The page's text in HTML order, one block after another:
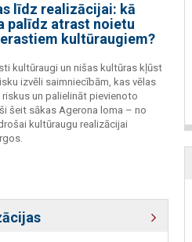
līdz realizācijai: kā
palīdz atrast noietu
kultūraugiem?
kultūraugi un nišas kultūras kļūst
izvēli saimniecībām, kas vēlas
un palielināt pievienoto
šeit sākas Agerona loma – no
kultūraugu realizācijai